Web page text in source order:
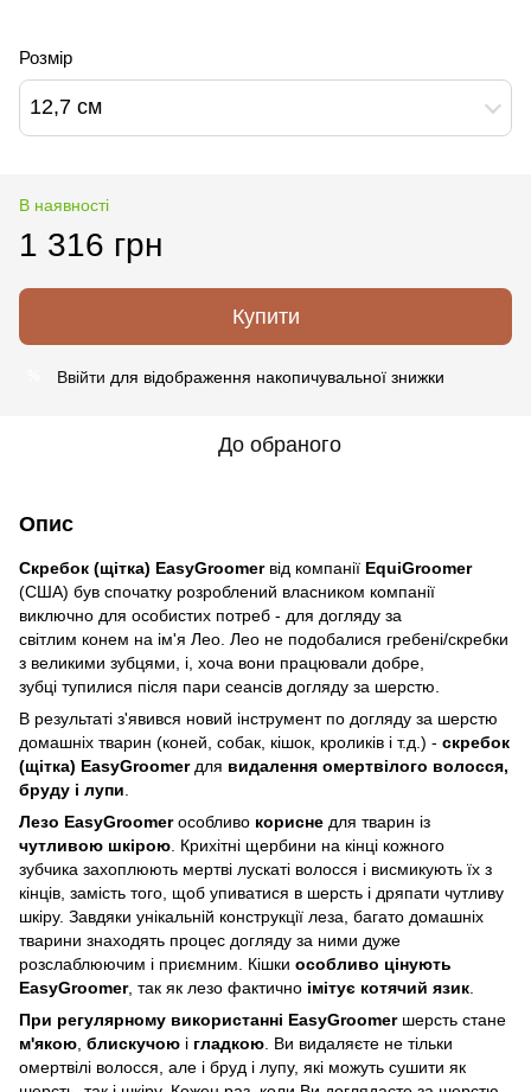
Розмір
12,7 см
В наявності
1 316 грн
Купити
Ввійти для відображення накопичувальної знижки
До обраного
Опис
Скребок (щітка) EasyGroomerвід компанії EquiGroomer
(США) був спочатку розроблений власником компанії
виключно для особистих потреб - для догляду за
світлим конем на ім'я Лео. Лео не подобалися гребені/скребки
з великими зубцями, і, хоча вони працювали добре,
зубці тупилися після пари сеансів догляду за шерстю.
В результаті з'явився новий інструмент по догляду за шерстю
домашніх тварин (коней, собак, кішок, кроликів і т.д.) - скребок
(щітка) EasyGroomerдля видалення омертвілого волосся,
бруду і лупи
Лезо EasyGroomerособливо корисне для тварин із
чутливою шкірою . Крихітні щербини на кінці кожного
зубчика захоплюють мертві лускаті волосся і висмикують їх з
кінців, замість того, щоб упиватися в шерсть і дряпати чутливу
шкіру. Завдяки унікальній конструкції леза, багато домашніх
тварини знаходять процес догляду за ними дуже
розслаблюючим і приємним. Кішки особливо цінують
EasyGroomer, так як лезо фактично імітує котячий язик
При регулярному використанні EasyGroomerшерсть стане
м'якою блискучою і гладкою . Ви видаляєте не тільки
омертвілі волосся, але і бруд і лупу, які можуть сушити як